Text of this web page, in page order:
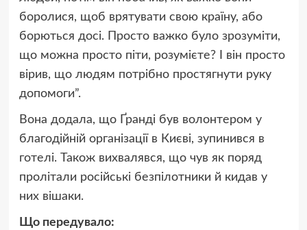
боролися, щоб врятувати свою країну, або
борються досі. Просто важко було зрозуміти,
що можна просто піти, розумієте? І він просто
вірив, що людям потрібно простягнути руку
допомоги”.
Вона додала, що Ґранді був волонтером у
благодійній організації в Києві, зупинився в
готелі. Також вихвалявся, що чув як поряд
пролітали російські безпілотники й кидав у
них вішаки.
Що передувало: